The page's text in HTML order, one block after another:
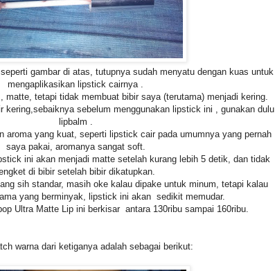
gambar di atas, tutupnya sudah menyatu dengan kuas untuk
mengaplikasikan lipstick cairnya .
tetapi tidak membuat bibir saya (terutama) menjadi kering.
kering,sebaiknya sebelum menggunakan lipstick ini , gunakan dulu
lipbalm .
aroma yang kuat, seperti lipstick cair pada umumnya yang pernah
saya pakai, aromanya sangat soft.
ini akan menjadi matte setelah kurang lebih 5 detik, dan tidak
di bibir setelah bibir dikatupkan.
sih standar, masih oke kalau dipake untuk minum, tetapi kalau
yang berminyak, lipstick ini akan sedikit memudar.
Ultra Matte Lip ini berkisar antara 130ribu sampai 160ribu.
warna dari ketiganya adalah sebagai berikut: